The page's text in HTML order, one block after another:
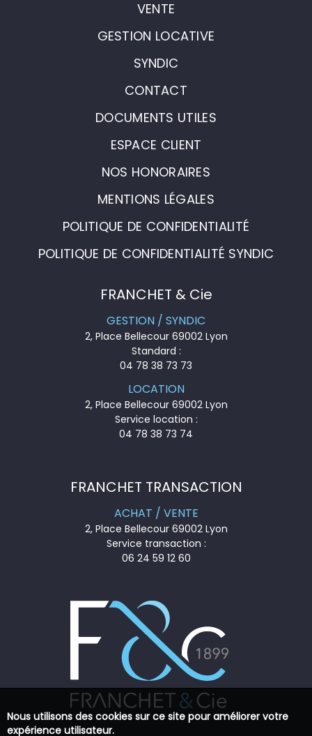
VENTE
GESTION LOCATIVE
SYNDIC
CONTACT
DOCUMENTS UTILES
ESPACE CLIENT
NOS HONORAIRES
MENTIONS LÉGALES
POLITIQUE DE CONFIDENTIALITÉ
POLITIQUE DE CONFIDENTIALITÉ SYNDIC
FRANCHET & Cie
GESTION / SYNDIC
2, Place Bellecour 69002 Lyon
Standard :
04 78 38 73 73
LOCATION
2, Place Bellecour 69002 Lyon
Service location :
04 78 38 73 74
FRANCHET TRANSACTION
ACHAT / VENTE
2, Place Bellecour 69002 Lyon
Service transaction :
06 24 59 12 60
Nous utilisons des cookies sur ce site pour améliorer votre
expérience utilisateur.